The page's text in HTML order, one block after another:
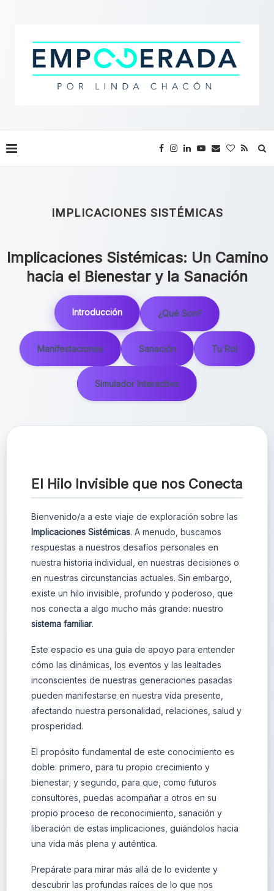
IMPLICACIONES SISTÉMICAS
Implicaciones Sistémicas: Un Camino
hacia el Bienestar y la Sanación
Introducción ¿Qué Son?
Manifestaciones Sanación Tu Rol
Simulador Interactivo
El Hilo Invisible que nos Conecta
Bienvenido/a a este viaje de exploración sobre las
Implicaciones Sistémicas. A menudo, buscamos
respuestas a nuestros desafíos personales en
nuestra historia individual, en nuestras decisiones o
en nuestras circunstancias actuales. Sin embargo,
existe un hilo invisible, profundo y poderoso, que
nos conecta a algo mucho más grande: nuestro
sistema familiar.
Este espacio es una guía de apoyo para entender
cómo las dinámicas, los eventos y las lealtades
inconscientes de nuestras generaciones pasadas
pueden manifestarse en nuestra vida presente,
afectando nuestra personalidad, relaciones, salud y
prosperidad.
El propósito fundamental de este conocimiento es
doble: primero, para tu propio crecimiento y
bienestar; y segundo, para que, como futuros
consultores, puedas acompañar a otros en su
propio proceso de reconocimiento, sanación y
liberación de estas implicaciones, guiándolos hacia
una vida más plena y auténtica.
Prepárate para mirar más allá de lo evidente y
descubrir las profundas raíces de lo que nos